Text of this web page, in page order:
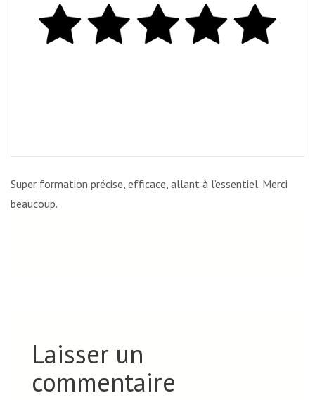
Super formation précise, efficace, allant à l’essentiel. Merci
beaucoup.
Laisser un
commentaire